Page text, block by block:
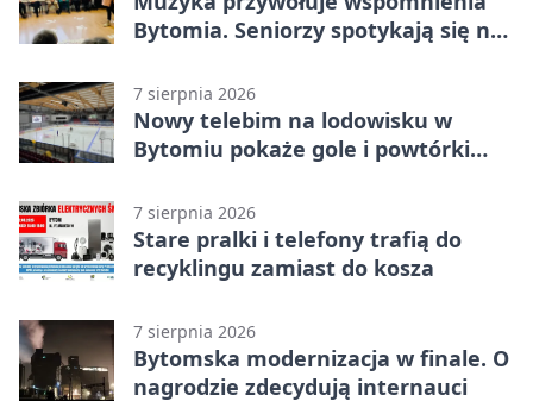
Bytomia. Seniorzy spotykają się na
7 sierpnia 2026
Nowy telebim na lodowisku w
Bytomiu pokaże gole i powtórki
7 sierpnia 2026
Stare pralki i telefony trafią do
recyklingu zamiast do kosza
7 sierpnia 2026
Bytomska modernizacja w finale. O
nagrodzie zdecydują internauci